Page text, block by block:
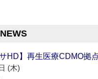
HD】再生医療CDMO拠
(木)